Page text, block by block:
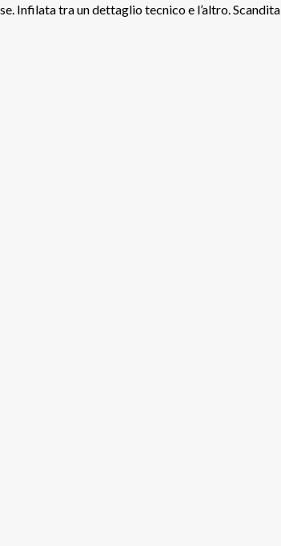
Infilata tra un dettaglio tecnico e l’altro. Scandita